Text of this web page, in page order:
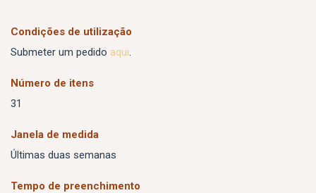
Condições de utilização
Submeter um pedido aqui
Número de itens
31
Janela de medida
Últimas duas semanas
Tempo de preenchimento